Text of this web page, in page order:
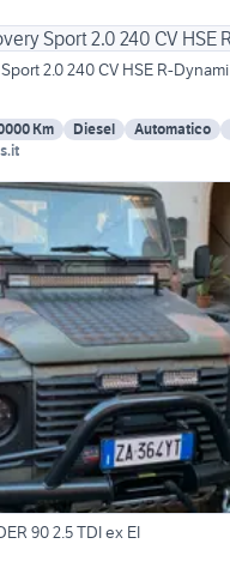
2.0 240 CV HSE R-Dynami
Km Diesel Automatico
90 2.5 TDI ex EI